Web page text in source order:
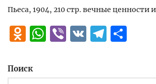
Пьеса, 1904, 210 стр. вечные ценности
Odnoklassniki
WhatsApp
Viber
VK
Поиск